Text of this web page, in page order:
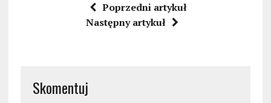
Poprzedni artykuł
Następny artykuł
Skomentuj